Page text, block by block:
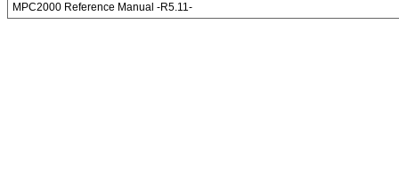
MPC2000 Reference Manual -R5.11-